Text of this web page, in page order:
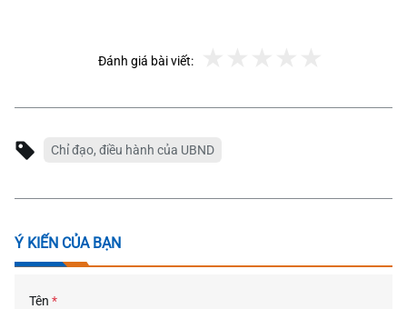
Đánh giá bài viết:
Chỉ đạo, điều hành của UBND
Ý KIẾN CỦA BẠN
Tên *